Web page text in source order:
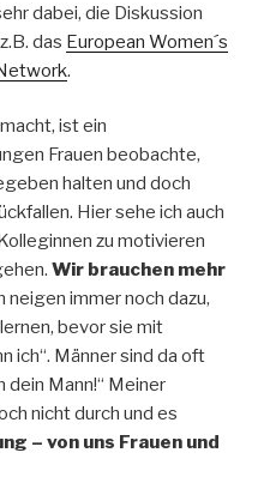
dabei, die Diskussion
das European Women´s
.
ist ein
Frauen beobachte,
halten und doch
Hier sehe ich auch
zu motivieren
Wir brauchen mehr
neigen immer noch dazu,
bevor sie mit
ich“. Männer sind da oft
dein Mann!“ Meiner
nicht durch und es
– von uns Frauen und